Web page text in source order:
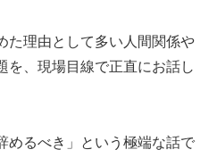
た理由として多い人間関係や
を、現場目線で正直にお話し
めるべき」という極端な話で